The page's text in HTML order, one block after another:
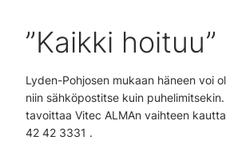
”Kaikki hoituu”
Lyden-Pohjosen mukaan häneen voi
niin sähköpostitse kuin
tavoittaa Vitec ALMAn vaihteen
42 42 3331 .